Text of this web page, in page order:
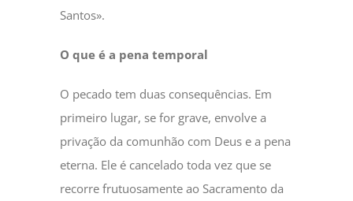
Santos».
O que é a pena temporal
O pecado tem duas consequências. Em
primeiro lugar, se for grave, envolve a
privação da comunhão com Deus e a pena
eterna. Ele é cancelado toda vez que se
recorre frutuosamente ao Sacramento da